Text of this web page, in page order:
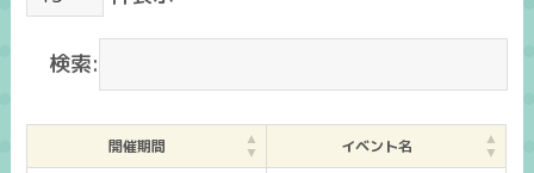
検索:
開催期間 イベント名